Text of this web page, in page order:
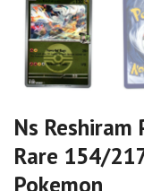
Ns
Rare 154/
Pokemon